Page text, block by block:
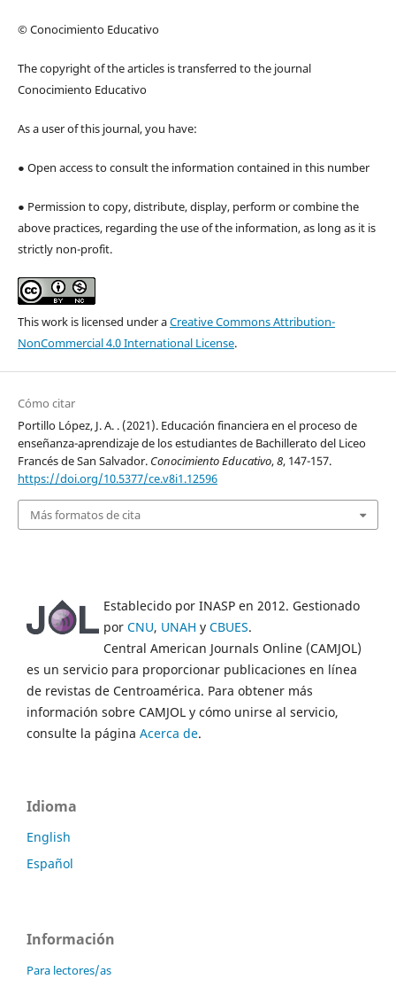
© Conocimiento Educativo
The copyright of the articles is transferred to the journal
Conocimiento Educativo
As a user of this journal, you have:
● Open access to consult the information contained in this number
● Permission to copy, distribute, display, perform or combine the
above practices, regarding the use of the information, as long as it is
strictly non-profit.
This work is licensed under aCreative Commons Attribution-
NonCommercial 4.0 International License.
Cómo citar
Portillo López, J. A. . (2021). Educación financiera en el proceso de
enseñanza-aprendizaje de los estudiantes de Bachillerato del Liceo
Francés de San Salvador. Conocimiento Educativo,8, 147-157.
https://doi.org/10.5377/ce.v8i1.12596
Más formatos de cita
Establecido por INASP en 2012. Gestionado
por CNU, UNAH y CBUES.
Central American Journals Online (CAMJOL)
es un servicio para proporcionar publicaciones en línea
de revistas de Centroamérica. Para obtener más
información sobre CAMJOL y cómo unirse al servicio,
consulte la página Acerca de.
Idioma
English
Español
Información
Para lectores/as